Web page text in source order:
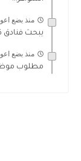
منذ بضع
يبحث فنادق
منذ بضع
مطلوب